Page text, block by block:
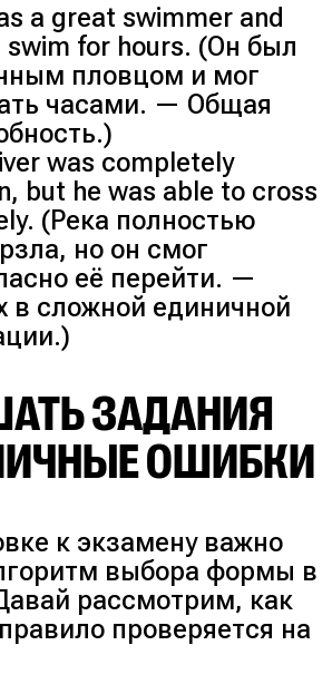
a great swimmer and
swim for hours. (Он был
пловцом и мог
часами. — Общая
was completely
but he was able to cross
(Река полностью
но он смог
её перейти. —
в сложной единичной
ЗАДАНИЯ
ОШИБКИ
к экзамену важно
выбора формы в
рассмотрим, как
проверяется на